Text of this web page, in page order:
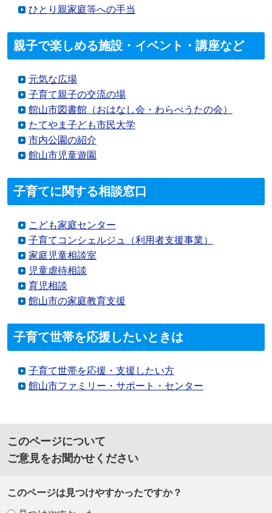
ひとり親家庭等への手当
親子で楽しめる施設・イベント・講座など
元気な広場
子育て親子の交流の場
館山市図書館（おはなし会・わらべうたの会）
たてやま子ども市民大学
市内公園の紹介
館山市児童遊園
子育てに関する相談窓口
こども家庭センター
子育てコンシェルジュ（利用者支援事業）
家庭児童相談室
児童虐待相談
育児相談
館山市の家庭教育支援
子育て世帯を応援したいときは
子育て世帯を応援・支援したい方
館山市ファミリー・サポート・センター
このページについて
ご意見をお聞かせください
このページは見つけやすかったですか？